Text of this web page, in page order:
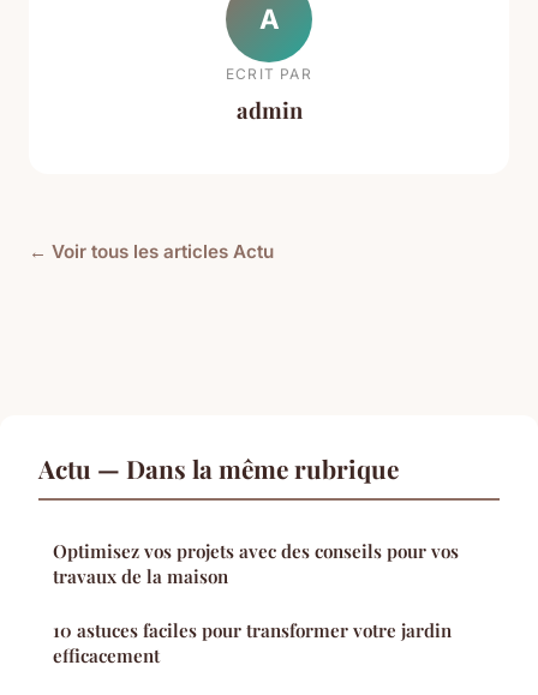
A
ECRIT PAR
admin
← Voir tous les articles Actu
Actu — Dans la même rubrique
Optimisez vos projets avec des conseils pour vos
travaux de la maison
10 astuces faciles pour transformer votre jardin
efficacement